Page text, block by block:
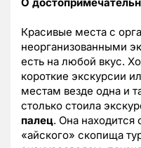
О
Красивые места с
неорганизованными
есть на любой вкус.
короткие экскурсии
местам везде одна и
столько стоила
палец. Она находится
«айского» скопища